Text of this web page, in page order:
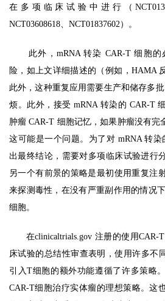
在多项临床试验中进行（
NCT03608618、NCT01837602）。
此外，mRNA 转染 CAR-T 细胞
险，如上文详细描述的（例如，HAMA
此外，这种重复应用需要生产和储存多
烦。此外，接受 mRNA 转染的 CAR-T
肿瘤 CAR-T 细胞记忆，如果肿瘤没有完
这可能是一个问题。为了对 mRNA 转
出最终结论，需要对多项临床试验进行
另一个有前景的策略是最初使用重复注
来探测毒性，在没有严重副作用的情况
细胞。
在clinicaltrials.gov 注册的使用CAR-
床试验的总结性审查表明，使用许多不
引入T细胞的额外功能遵循了许多策略
CAR-T细胞治疗实体瘤的理想策略。这